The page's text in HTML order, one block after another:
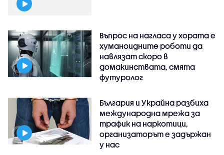
Въпрос на нагласа у хората е
хуманоидните роботи да
навлязат скоро в
домакинствата, смята
футуролог
България и Украйна разбиха
международна мрежа за
трафик на наркотици,
организаторът е задържан
у нас